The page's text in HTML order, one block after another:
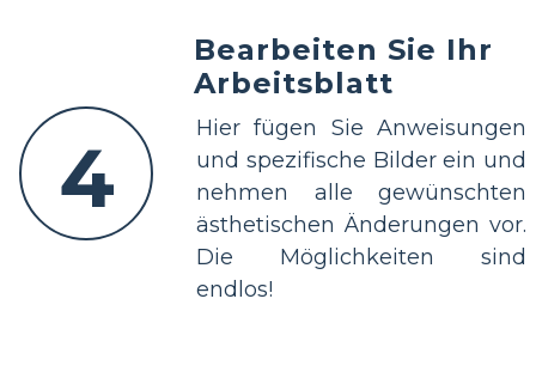
4
Bearbeiten Sie Ihr
Arbeitsblatt
Hier fügen Sie Anweisungen
und spezifische Bilder ein und
nehmen alle gewünschten
ästhetischen Änderungen vor.
Die Möglichkeiten sind
endlos!